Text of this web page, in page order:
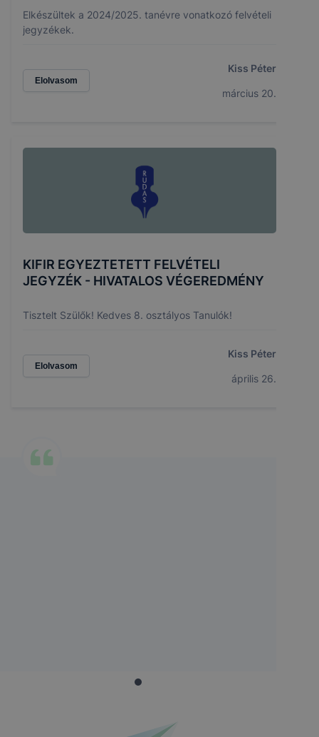
Elkészültek a 2024/2025. tanévre vonatkozó felvételi
jegyzékek.
Elolvasom
Kiss Péter
március 20.
KIFIR EGYEZTETETT FELVÉTELI
JEGYZÉK - HIVATALOS VÉGEREDMÉNY
Tisztelt Szülők! Kedves 8. osztályos Tanulók!
Elolvasom
Kiss Péter
április 26.